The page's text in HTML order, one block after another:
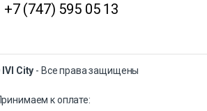
+7 (747) 595 05 13
IVI City - Все права защищены
к оплате: